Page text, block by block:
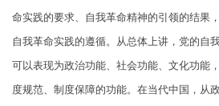
命实践的要求、自我革命精神的引领的结果
自我革命实践的遵循。从总体上讲，党的自
可以表现为政治功能、社会功能、文化功能
度规范、制度保障的功能。在当代中国，从